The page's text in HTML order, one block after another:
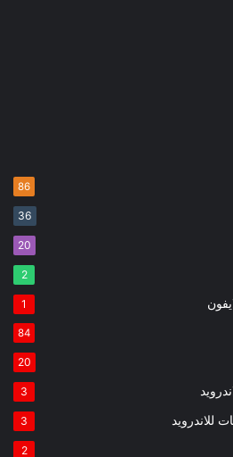
86
36
20
2
1
84
20
3
للاندرويد 3
2